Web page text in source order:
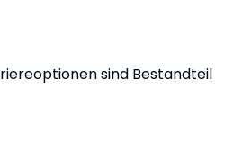
sind Bestandteil